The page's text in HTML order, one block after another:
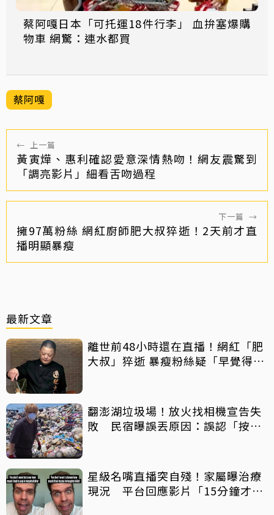
蔡阿嘎日本「可托運18件行李」 血拚塞爆購
物車 網驚：連水都買
蔡阿嘎
← 上一篇
黃寅燁、惠利確認愛意深情熱吻！網友震驚到
「調亮影片」細看舌吻過程
下一篇 →
擁97萬粉絲 網紅廚師肥大叔猝逝！2天前才直
播明顯暴瘦
最新文章
離世前48小時還在直播！網紅「肥
大叔」猝逝 暴瘦粉絲疑「早覺得不
翻澎湖垃圾場！放火找相機宣告失
敗 民宿曝誤丟原因：誤認「按摩
星級名嘴直播突自殘！家屬曝治療
現況 平台回應影片「15分鐘才下